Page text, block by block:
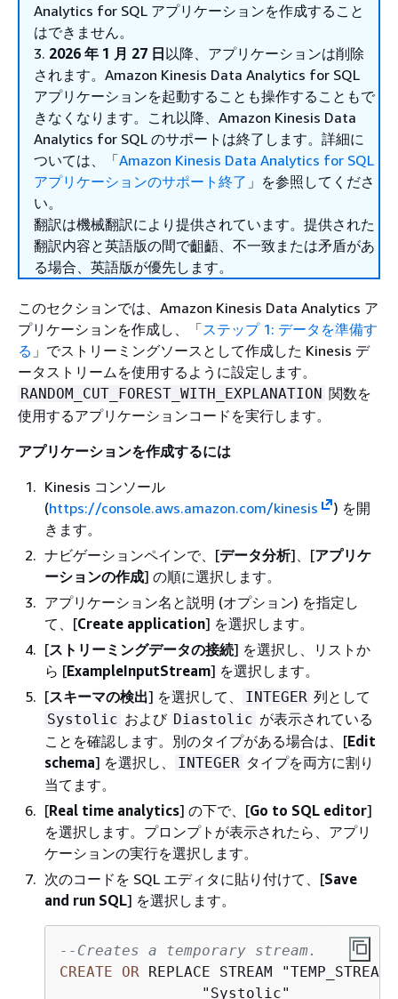
Analytics for SQL アプリケーションを作成すること
はできません。
3. 2026 年 1 月 27 日以降、アプリケーションは削除
されます。Amazon Kinesis Data Analytics for SQL
アプリケーションを起動することも操作することもで
きなくなります。これ以降、Amazon Kinesis Data
Analytics for SQL のサポートは終了します。詳細に
ついては、「Amazon Kinesis Data Analytics for SQL
アプリケーションのサポート終了 」を参照してくださ
い。
翻訳は機械翻訳により提供されています。提供された
翻訳内容と英語版の間で齟齬、不一致または矛盾があ
る場合、英語版が優先します。
このセクションでは、Amazon Kinesis Data Analytics ア
プリケーションを作成し、「ステップ 1: データを準備す
る 」でストリーミングソースとして作成した Kinesis デ
ータストリームを使用するように設定します。
RANDOM_CUT_FOREST_WITH_EXPLANATION 関数を
使用するアプリケーションコードを実行します。
アプリケーションを作成するには
Kinesis コンソール
(https://console.aws.amazon.com/kinesis
) を開
きます。
ナビゲーションペインで、[データ分析]、[アプリケ
ーションの作成] の順に選択します。
アプリケーション名と説明 (オプション) を指定し
て、[Create application] を選択します。
[ストリーミングデータの接続] を選択し、リストか
ら [ExampleInputStream] を選択します。
[スキーマの検出] を選択して、 INTEGER 列として
Systolic および Diastolic が表示されている
ことを確認します。別のタイプがある場合は、[Edit
schema] を選択し、 INTEGER タイプを両方に割り
当てます。
[Real time analytics] の下で、[Go to SQL editor]
を選択します。プロンプトが表示されたら、アプリ
ケーションの実行を選択します。
次のコードを SQL エディタに貼り付けて、[Save
and run SQL] を選択します。
--Creates a temporary stream.
CREATE
OR REPLACE STREAM